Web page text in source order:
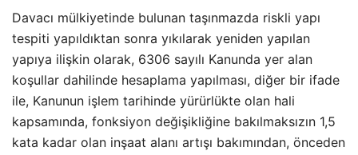
Davacı mülkiyetinde bulunan taşınmazda riskli yapı
tespiti yapıldıktan sonra yıkılarak yeniden yapılan
yapıya ilişkin olarak, 6306 sayılı Kanunda yer alan
koşullar dahilinde hesaplama yapılması, diğer bir ifade
ile, Kanunun işlem tarihinde yürürlükte olan hali
kapsamında, fonksiyon değişikliğine bakılmaksızın 1,5
kata kadar olan inşaat alanı artışı bakımından, önceden